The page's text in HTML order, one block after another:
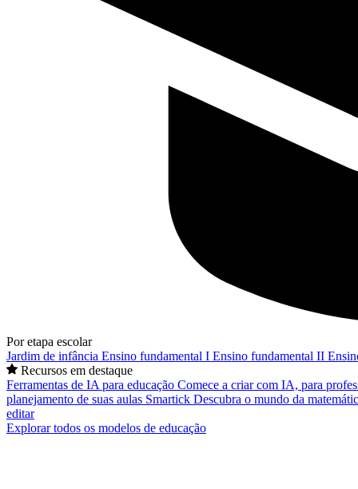
Por etapa escolar
Jardim de infância Ensino fundamental I Ensino fundamental II
Recursos em destaque
Ferramentas de IA para educação Comece a criar com IA, para
planejamento de suas aulas Smartick Descubra o mundo da
editar
Explorar todos os modelos de educação